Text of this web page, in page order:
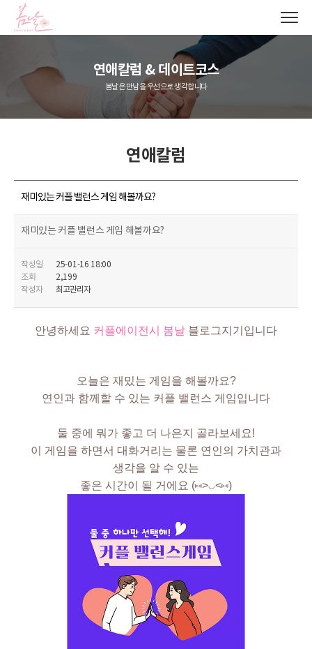
연애칼럼 & 데이트코스
봄날은 만남을 우선으로 생각합니다
연애칼럼
재미있는 커플 밸런스 게임 해볼까요?
재미있는 커플 밸런스 게임 해볼까요?
작성일
25-01-16 18:00
조회
2,199
작성자
최고관리자
안녕하세요 커플에이전시 봄날 블로그지기입니다
오늘은 재밌는 게임을 해볼까요?
연인과 함께할 수 있는 커플 밸런스 게임입니다
둘 중에 뭐가 좋고 더 나은지 골라보세요!
이 게임을 하면서 대화거리는 물론 연인의 가치관과
생각을 알 수 있는
좋은 시간이 될 거에요 (⑅˃◡˂⑅)